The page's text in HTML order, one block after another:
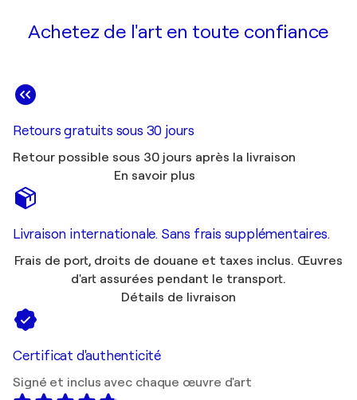
Achetez de l'art en toute confiance
Retours gratuits sous 30 jours
Retour possible sous 30 jours après la livraison
En savoir plus
Livraison internationale. Sans frais supplémentaires.
Frais de port, droits de douane et taxes inclus. Œuvres
d'art assurées pendant le transport.
Détails de livraison
Certificat d'authenticité
Signé et inclus avec chaque œuvre d'art